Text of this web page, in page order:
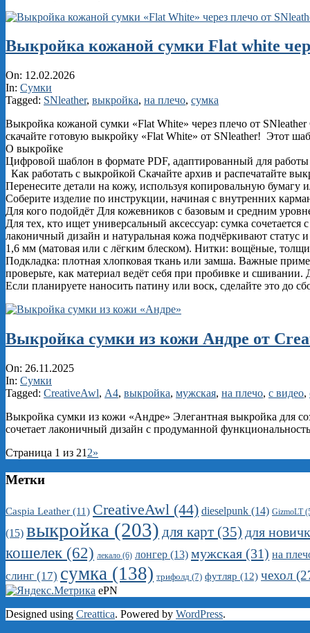
Выкройка кожаной сумки Flat white
2026-
02-
12
On: 12.02.2026
In: Сумки
Tagged: SNleather, выкройка, на плечо, сумка
Выкройка кожаной сумки «Flat White» через плечо от
скачайте готовую выкройку «Flat White» от SNleather! Этот
О выкройке
Цифровой шаблон в формате PDF, адаптированный для
Как работать с выкройкой Скачайте архив и распечатайте
Перенесите детали на кожу, используя копировальную
Соберите изделие по инструкции, начиная с внутренних
Для кого подойдёт Для кожевников с базовым и средним
Для тех, кто ищет универсальный аксессуар: сумка
лаконичный дизайн и натуральная кожа подчёркивают
1,6 мм (матовая или с лёгким блеском). Нитки: вощёные,
Подкладка: плотная хлопковая ткань или замша. Важные
проверьте, как материал ведёт себя при пробивке и
Если планируете наносить патину или воск, сделайте это до
Выкройка сумки из кожи Андре от
2025-
11-
26
On: 26.11.2025
In: Сумки
Tagged: CreativeAwl, А4, выкройка, мужская, на плечо, с видео,
Выкройка сумки из кожи «Андре» Элегантная выкройка для
сочетает лаконичный дизайн с продуманной
Страница 1 из 21 2»
Метки
Caspia Leather (11) CreativeAwl (44) dieselpunk (14) GizmoLT
(15) выкройка (203) для карт (35) для
кошелек (62) лекало (6) лонгер (13) мужская (31) на
слинг (17) сумка (138) трифолд (7) футляр (12) чехол
ePN
Designed using Creattica. Powered by WordPress.